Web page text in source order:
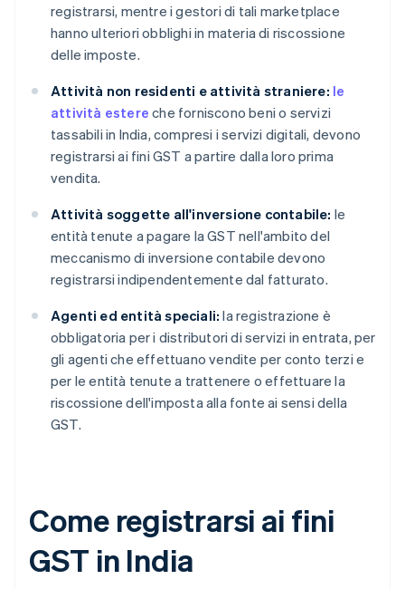
registrarsi, mentre i gestori di tali marketplace
hanno ulteriori obblighi in materia di riscossione
delle imposte.
Attività non residenti e attività straniere: le
attività estere che forniscono beni o servizi
tassabili in India, compresi i servizi digitali, devono
registrarsi ai fini GST a partire dalla loro prima
vendita.
Attività soggette all'inversione contabile: le
entità tenute a pagare la GST nell'ambito del
meccanismo di inversione contabile devono
registrarsi indipendentemente dal fatturato.
Agenti ed entità speciali: la registrazione è
obbligatoria per i distributori di servizi in entrata, per
gli agenti che effettuano vendite per conto terzi e
per le entità tenute a trattenere o effettuare la
riscossione dell'imposta alla fonte ai sensi della
GST.
Come registrarsi ai fini
GST in India